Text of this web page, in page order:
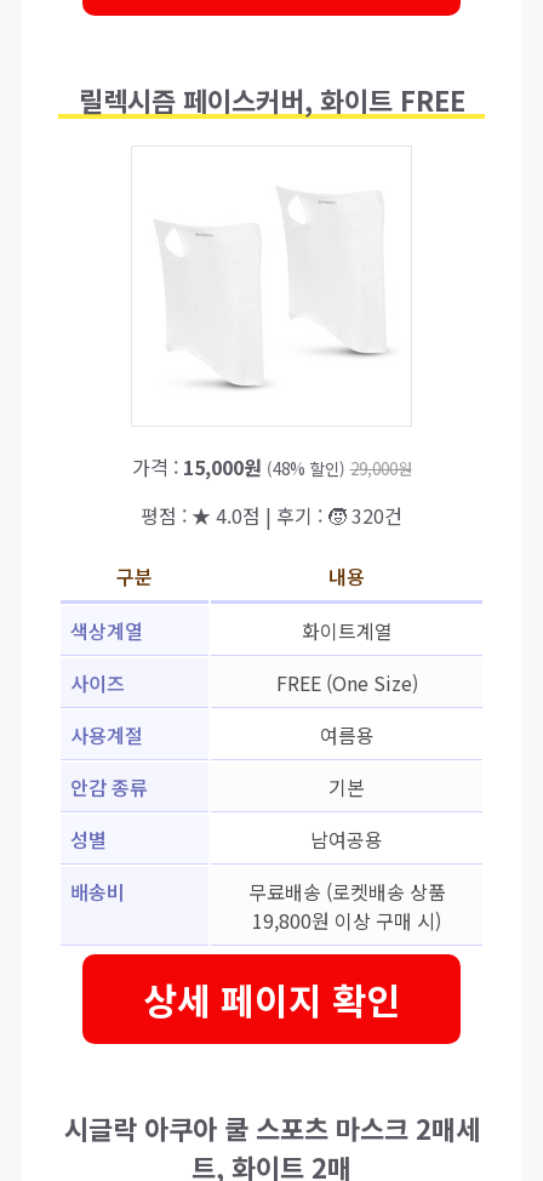
릴렉시즘 페이스커버, 화이트 FREE
가격 : 15,000원 (48% 할인) 29,000원
평점 : ★ 4.0점 | 후기 : 🧒 320건
구분
내용
색상계열
화이트계열
사이즈
FREE (One Size)
사용계절
여름용
안감 종류
기본
성별
남여공용
배송비
무료배송 (로켓배송 상품
19,800원 이상 구매 시)
상세 페이지 확인
시글락 아쿠아 쿨 스포츠 마스크 2매세
트, 화이트 2매